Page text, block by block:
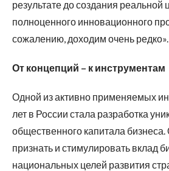
результате до создания реальной
полноценного инновационного
сожалению, доходим очень редко».
От концепций – к инструментам
Одной из активно применяемых
лет в России стала разработка
общественного капитала
признать и стимулировать вклад
национальных целей развития